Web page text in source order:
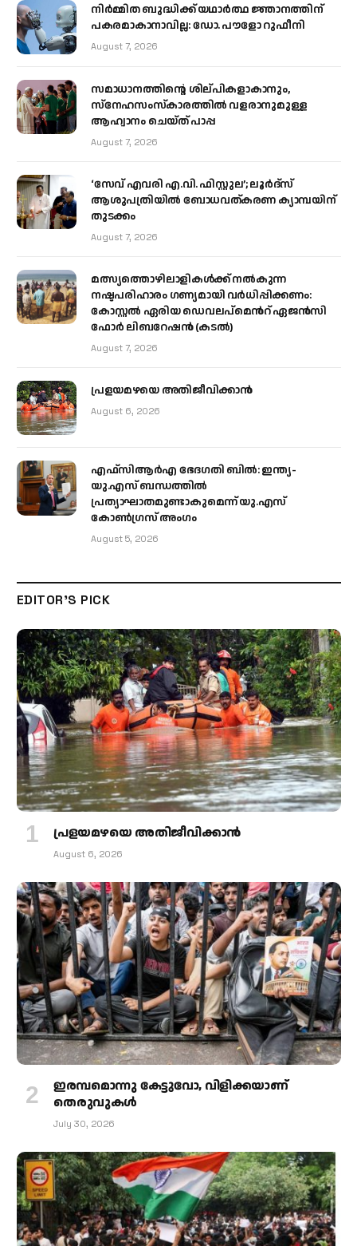
നിർമ്മിത ബുദ്ധിക്ക് യഥാർത്ഥ ജ്ഞാനത്തിന്
പകരമാകാനാവില്ല: ഡോ. പൗളോ റുഫീനി
August 7, 2026
സമാധാനത്തിന്റെ ശില്പികളാകാനും,
സ്നേഹസംസ്കാരത്തിൽ വളരാനുമുള്ള
ആഹ്വാനം ചെയ്ത് പാപ്പ
August 7, 2026
‘സേവ് എവരി എ.വി. ഫിസ്റ്റുല’; ലൂർദ്‌സ്
ആശുപത്രിയിൽ ബോധവത്കരണ ക്യാമ്പയിന്
തുടക്കം
August 7, 2026
മത്സ്യത്തൊഴിലാളികള്‍ക്ക് നല്‍കുന്ന
നഷ്ടപരിഹാരം ഗണ്യമായി വര്‍ധിപ്പിക്കണം:
കോസ്റ്റല്‍ ഏരിയ ഡെവലപ്മെന്‍റ് ഏജന്‍സി
ഫോര്‍ ലിബറേഷന്‍ (കടല്‍)
August 7, 2026
പ്രളയമഴയെ അതിജീവിക്കാന്‍
August 6, 2026
എഫ്‌സിആർഎ ഭേദഗതി ബിൽ: ഇന്ത്യ-
യു.എസ് ബന്ധത്തിൽ
പ്രത്യാഘാതമുണ്ടാകുമെന്ന് യു.എസ്
കോൺഗ്രസ് അംഗം
August 5, 2026
EDITOR'S PICK
പ്രളയമഴയെ അതിജീവിക്കാന്‍
August 6, 2026
ഇരമ്പമൊന്നു കേട്ടുവോ, വിളിക്കയാണ്
തെരുവുകള്‍
July 30, 2026